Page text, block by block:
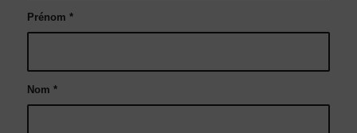
Prénom *
Nom *